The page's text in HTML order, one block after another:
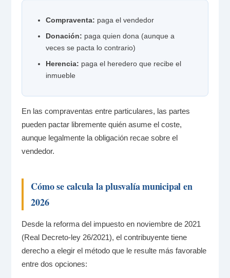
Compraventa: paga el vendedor
Donación: paga quien dona (aunque a
veces se pacta lo contrario)
Herencia: paga el heredero que recibe el
inmueble
En las compraventas entre particulares, las partes
pueden pactar libremente quién asume el coste,
aunque legalmente la obligación recae sobre el
vendedor.
Cómo se calcula la plusvalía municipal en
2026
Desde la reforma del impuesto en noviembre de 2021
(Real Decreto-ley 26/2021), el contribuyente tiene
derecho a elegir el método que le resulte más favorable
entre dos opciones: